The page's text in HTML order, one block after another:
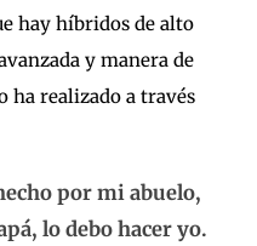
hay híbridos de alto
y manera de
ha realizado a través
por mi abuelo,
lo debo hacer yo.